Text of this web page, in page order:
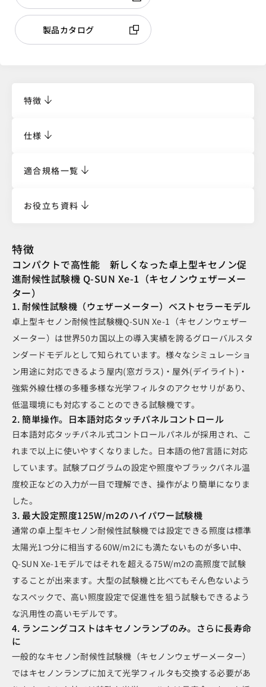
製品カタログ
特徴
仕様
適合規格一覧
お役立ち資料
特徴
コンパクトで高性能 新しくなった卓上型キセノン促
進耐候性試験機 Q-SUN Xe-1（キセノンウェザーメー
ター）
1. 耐候性試験機（ウェザーメーター）ベストセラーモデル
卓上型キセノン耐候性試験機Q-SUN Xe-1（キセノンウェザー
メーター）は世界50カ国以上の導入実績を誇るグローバルスタ
ンダードモデルとして知られています。様々なシミュレーショ
ン用途に対応できるよう屋内(窓ガラス)・屋外(デイライト)・
強紫外線仕様の多種多様な光学フィルタのアクセサリがあり、
低温環境にも対応することのできる試験機です。
2. 簡単操作。日本語対応タッチパネルコントロール
日本語対応タッチパネル式コントロールパネルが採用され、こ
れまで以上に使いやすくなりました。日本語の他7言語に対応
しています。試験プログラムの設定や照度やブラックパネル温
度校正などの入力が一目で理解でき、操作がより簡単になりま
した。
3. 最大設定照度125W/m2のハイパワー試験機
通常の卓上型キセノン耐候性試験機では設定できる照度は標準
太陽光1つ分に相当する60W/m2にも満たないものが多い中、
Q-SUN Xe-1モデルではそれを超える75W/m2の高照度で試験
することが出来ます。大型の試験機と比べてもそん色ないよう
なスペックで、高い照度設定で促進性を狙う試験もできるよう
な汎用性の高いモデルです。
4. ランニングコストはキセノンランプのみ。さらに長寿命
に
一般的なキセノン耐候性試験機（キセノンウェザーメーター）
ではキセノンランプに加えて光学フィルタも交換する必要があ